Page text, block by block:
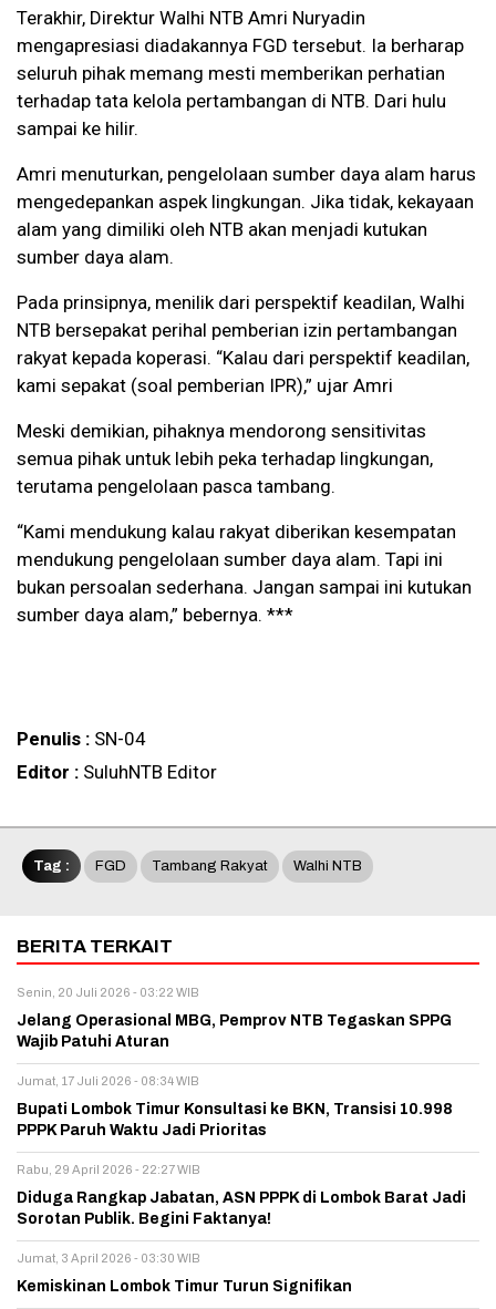
Terakhir, Direktur Walhi NTB Amri Nuryadin
mengapresiasi diadakannya FGD tersebut. Ia berharap
seluruh pihak memang mesti memberikan perhatian
terhadap tata kelola pertambangan di NTB. Dari hulu
sampai ke hilir.
Amri menuturkan, pengelolaan sumber daya alam harus
mengedepankan aspek lingkungan. Jika tidak, kekayaan
alam yang dimiliki oleh NTB akan menjadi kutukan
sumber daya alam.
Pada prinsipnya, menilik dari perspektif keadilan, Walhi
NTB bersepakat perihal pemberian izin pertambangan
rakyat kepada koperasi. “Kalau dari perspektif keadilan,
kami sepakat (soal pemberian IPR),” ujar Amri
Meski demikian, pihaknya mendorong sensitivitas
semua pihak untuk lebih peka terhadap lingkungan,
terutama pengelolaan pasca tambang.
“Kami mendukung kalau rakyat diberikan kesempatan
mendukung pengelolaan sumber daya alam. Tapi ini
bukan persoalan sederhana. Jangan sampai ini kutukan
sumber daya alam,” bebernya. ***
Penulis : SN-04
Editor : SuluhNTB Editor
Tag : FGD Tambang Rakyat Walhi NTB
BERITA TERKAIT
Senin, 20 Juli 2026 - 03:22 WIB
Jelang Operasional MBG, Pemprov NTB Tegaskan SPPG
Wajib Patuhi Aturan
Jumat, 17 Juli 2026 - 08:34 WIB
Bupati Lombok Timur Konsultasi ke BKN, Transisi 10.998
PPPK Paruh Waktu Jadi Prioritas
Rabu, 29 April 2026 - 22:27 WIB
Diduga Rangkap Jabatan, ASN PPPK di Lombok Barat Jadi
Sorotan Publik. Begini Faktanya!
Jumat, 3 April 2026 - 03:30 WIB
Kemiskinan Lombok Timur Turun Signifikan